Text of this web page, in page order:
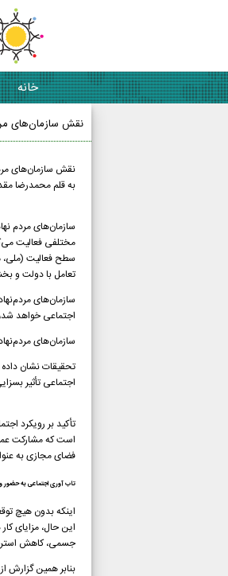
خانه
نقش سازمان‌های
نقش سازمان‌های
به قلم محمدرضا
مختلفی فعالیت
سطح فعالیت
تعامل با دولت و
سازمان‌های
اجتماعی خواهد
سازمان‌های
تحقیقات نشان
اجتماعی تأثیر
تأکید بر رویکرد
فضای مجازی به
تاب آوری اجتماعی به حضور
اینکه بدون هیچ
این حال، مزایای
جسمی، کاهش